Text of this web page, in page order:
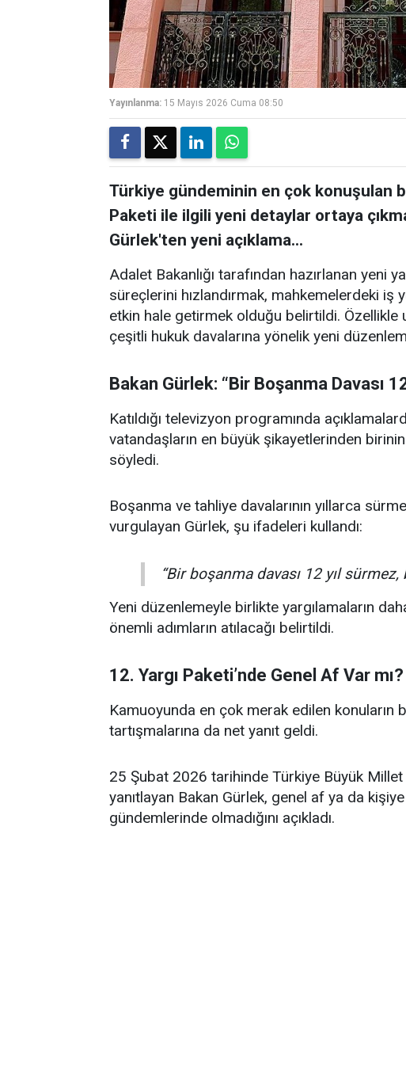
Yayınlanma: 15 Mayıs 2026 Cuma 08:50
Türkiye gündeminin en çok konuşulan
Paketi ile ilgili yeni detaylar ortaya
Gürlek'ten yeni açıklama...
Adalet Bakanlığı tarafından hazırlanan yeni
süreçlerini hızlandırmak, mahkemelerdeki iş
etkin hale getirmek olduğu belirtildi.
çeşitli hukuk davalarına yönelik yeni
Bakan Gürlek: “Bir Boşanma Davası
Katıldığı televizyon programında
vatandaşların en büyük şikayetlerinden
söyledi.
Boşanma ve tahliye davalarının yıllarca
vurgulayan Gürlek, şu ifadeleri kullandı:
“Bir boşanma davası 12 yıl
Yeni düzenlemeyle birlikte yargılamaların
önemli adımların atılacağı belirtildi.
12. Yargı Paketi’nde Genel Af Var mı?
Kamuoyunda en çok merak edilen konuların
tartışmalarına da net yanıt geldi.
25 Şubat 2026 tarihinde Türkiye Büyük Millet
yanıtlayan Bakan Gürlek, genel af ya da
gündemlerinde olmadığını açıkladı.